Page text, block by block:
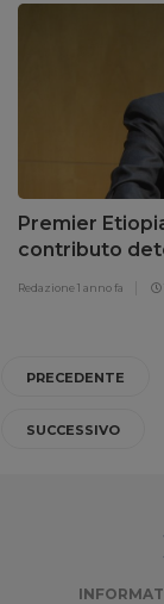
Premier
contributo
Redazione1 anno fa
PRECEDENTE
SUCCESSIVO